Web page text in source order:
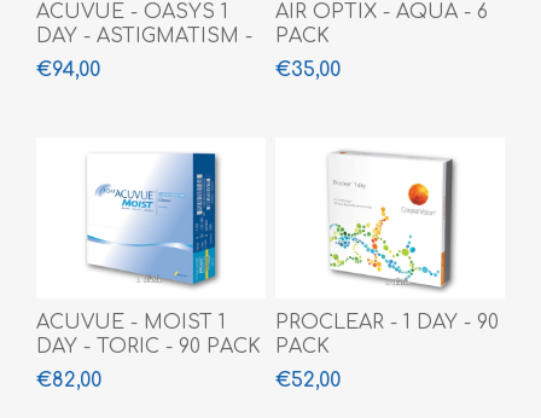
ACUVUE - OASYS 1
DAY - ASTIGMATISM -
90 PACK
€94,00
AIR OPTIX - AQUA - 6
PACK
€35,00
ACUVUE - MOIST 1
DAY - TORIC - 90 PACK
€82,00
PROCLEAR - 1 DAY - 90
PACK
€52,00